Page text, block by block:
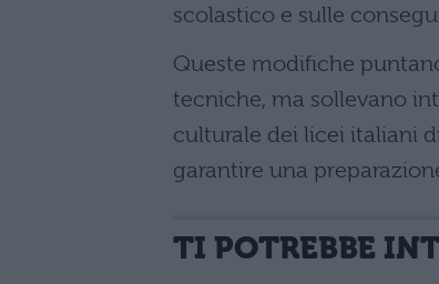
scolastico e sulle
Queste modifiche
tecniche, ma sollevano
culturale dei licei italiani
garantire una
TI POTREBBE